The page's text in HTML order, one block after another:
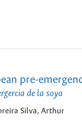
pre-
de la soya
Silva, Arthur